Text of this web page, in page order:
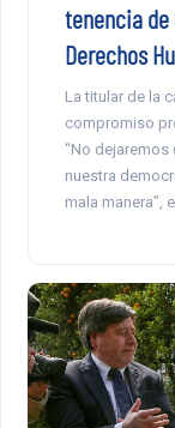
tenencia de
Derechos
La titular de la
compromiso
“No
nuestra
mala manera”,